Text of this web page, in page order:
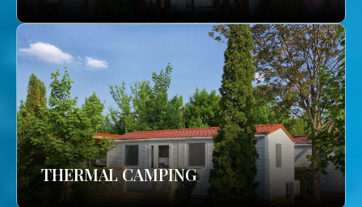
THERMAL CAMPING